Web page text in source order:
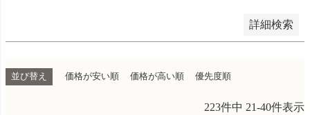
詳細検索
並び替え 価格が安い順 価格が高い順 優先度順
223件中 21-40件表示